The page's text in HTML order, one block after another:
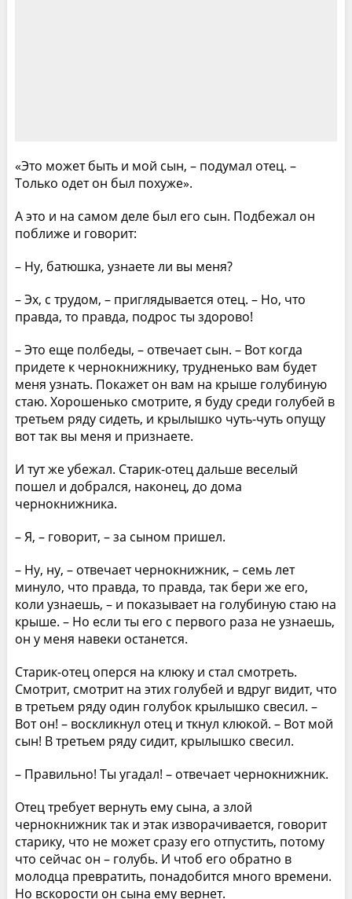
«Это может быть и мой сын, – подумал отец. –
Только одет он был похуже».
А это и на самом деле был его сын. Подбежал он
поближе и говорит:
– Ну, батюшка, узнаете ли вы меня?
– Эх, с трудом, – приглядывается отец. – Но, что
правда, то правда, подрос ты здорово!
– Это еще полбеды, – отвечает сын. – Вот когда
придете к чернокнижнику, трудненько вам будет
меня узнать. Покажет он вам на крыше голубиную
стаю. Хорошенько смотрите, я буду среди голубей в
третьем ряду сидеть, и крылышко чуть-чуть опущу
вот так вы меня и признаете.
И тут же убежал. Старик-отец дальше веселый
пошел и добрался, наконец, до дома
чернокнижника.
– Я, – говорит, – за сыном пришел.
– Ну, ну, – отвечает чернокнижник, – семь лет
минуло, что правда, то правда, так бери же его,
коли узнаешь, – и показывает на голубиную стаю на
крыше. – Но если ты его с первого раза не узнаешь,
он у меня навеки останется.
Старик-отец оперся на клюку и стал смотреть.
Смотрит, смотрит на этих голубей и вдруг видит, что
в третьем ряду один голубок крылышко свесил. –
Вот он! – воскликнул отец и ткнул клюкой. – Вот мой
сын! В третьем ряду сидит, крылышко свесил.
– Правильно! Ты угадал! – отвечает чернокнижник.
Отец требует вернуть ему сына, а злой
чернокнижник так и этак изворачивается, говорит
старику, что не может сразу его отпустить, потому
что сейчас он – голубь. И чтоб его обратно в
молодца превратить, понадобится много времени.
Но вскорости он сына ему вернет.